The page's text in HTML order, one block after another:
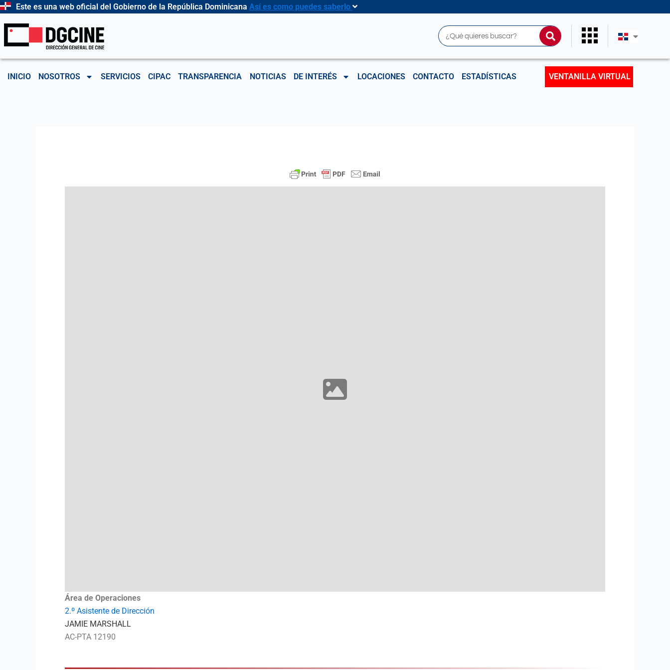
Ir
contenido
Este es una web oficial del Gobierno de la República Dominicana Así es como puedes saberlo
Buscar
INICIO NOSOTROS SERVICIOS CIPAC TRANSPARENCIA NOTICIAS DE INTERÉS LOCACIONES CONTACTO ESTADÍSTICAS VENTANILLA VIRTUAL
Área de Operaciones
2.º Asistente de Dirección
JAMIE MARSHALL
AC-PTA 12190